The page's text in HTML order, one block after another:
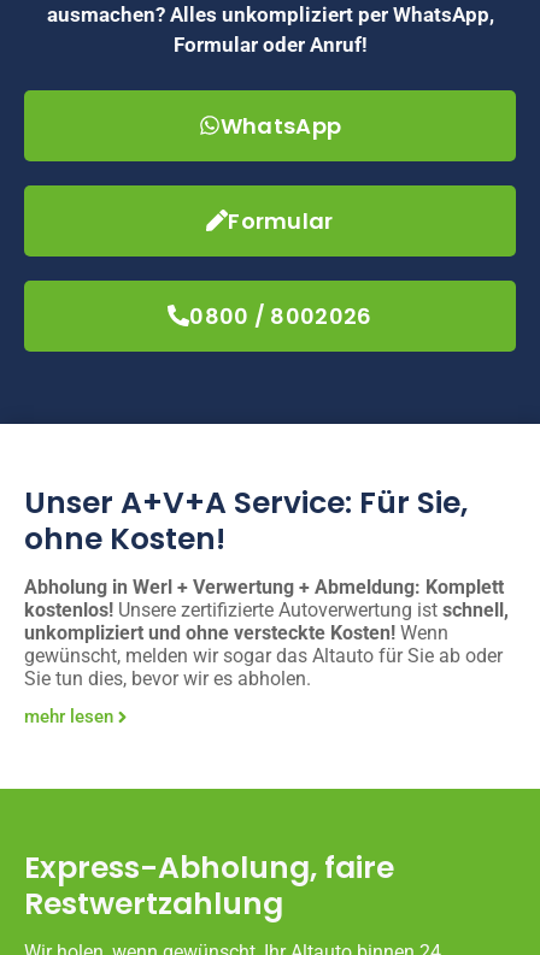
ausmachen? Alles unkompliziert per WhatsApp,
Formular oder Anruf!
WhatsApp
Formular
0800 / 8002026
Unser A+V+A Service: Für Sie,
ohne Kosten!
Abholung in Werl + Verwertung + Abmeldung: Komplett
kostenlos! Unsere zertifizierte Autoverwertung ist schnell,
unkompliziert und ohne versteckte Kosten! Wenn
gewünscht, melden wir sogar das Altauto für Sie ab oder
Sie tun dies, bevor wir es abholen.
mehr lesen
Express-Abholung, faire
Restwertzahlung